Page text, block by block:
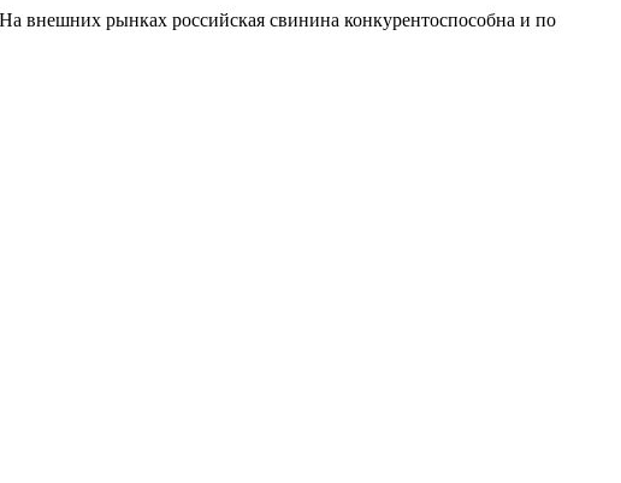
внешних рынках российская свинина конкурентоспособна и по